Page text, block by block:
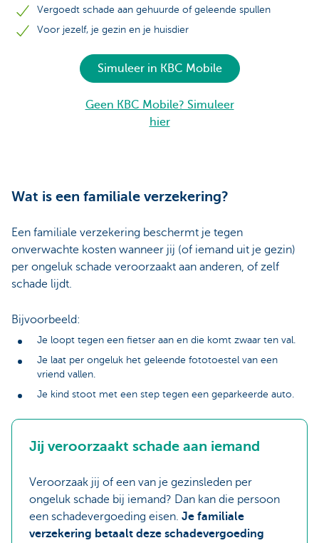
Vergoedt schade aan gehuurde of geleende spullen
Voor jezelf, je gezin en je huisdier
Simuleer in KBC Mobile
Geen KBC Mobile? Simuleer
hier
Wat is een familiale verzekering?
Een familiale verzekering beschermt je tegen
onverwachte kosten wanneer jij (of iemand uit je gezin)
per ongeluk schade veroorzaakt aan anderen, of zelf
schade lijdt.
Bijvoorbeeld:
Je loopt tegen een fietser aan en die komt zwaar ten val.
Je laat per ongeluk het geleende fototoestel van een
vriend vallen.
Je kind stoot met een step tegen een geparkeerde auto.
Jij veroorzaakt schade aan iemand
Veroorzaak jij of een van je gezinsleden per
ongeluk schade bij iemand? Dan kan die persoon
een schadevergoeding eisen. Je familiale
verzekering betaalt deze schadevergoeding